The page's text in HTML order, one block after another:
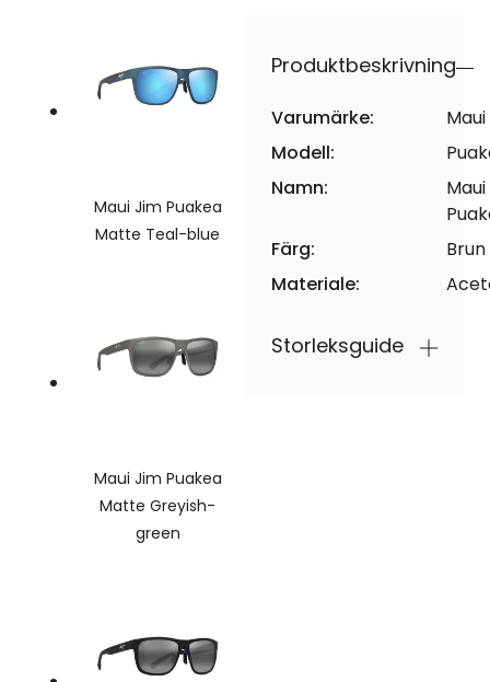
Maui Jim Puakea
Matte Teal-blue
Maui Jim Puakea
Matte Greyish-
green
Produktbeskrivning
Varumärke:
Modell:
Namn:
Färg:
Brun
Materiale:
Storleksguide